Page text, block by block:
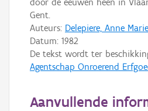
Gent.
Auteurs: Delepiere, Anne Marie
Datum: 1982
De tekst wordt ter
Agentschap Onroerend
Aanvullende